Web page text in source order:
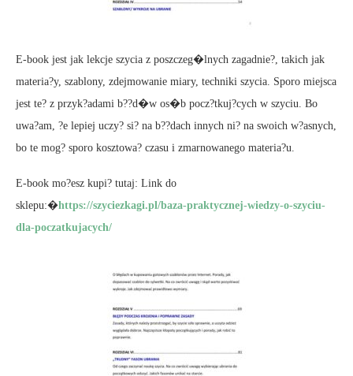
E-book jest jak lekcje szycia z poszczeg�lnych zagadnie?, takich jak
materia?y, szablony, zdejmowanie miary, techniki szycia. Sporo miejsca
jest te? z przyk?adami b??d�w os�b pocz?tkuj?cych w szyciu. Bo
uwa?am, ?e lepiej uczy? si? na b??dach innych ni? na swoich w?asnych,
bo te mog? sporo kosztowa? czasu i zmarnowanego materia?u.
E-book mo?esz kupi? tutaj: Link do
sklepu:�https://szyciezkagi.pl/baza-praktycznej-wiedzy-o-szyciu-
dla-poczatkujacych/